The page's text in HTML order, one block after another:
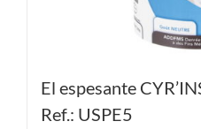
El espesante
Ref.: USPE5